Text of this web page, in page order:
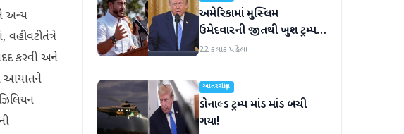
અન્ય
કરવી અને
આયાતને
અમેરિકામાં મુસ્લિમ
ઉમેદવારની જીતથી ખુશ ટ્રમ્પ,
કહ્યું, 'આ અમારા માટે સારા
22 કલાક પહેલા
આંતરરાષ્ટ્રીય
ડોનાલ્ડ ટ્રમ્પ માંડ માંડ બચી
ગયા!